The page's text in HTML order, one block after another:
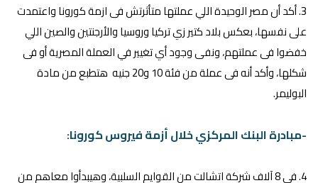
3. أكد أن مصر الوحيدة اللي عملتها متأثرتش فى ازمة كورونا واعتمدت
على نفسها، بعكس بلاد كتير زي تركيا وروسيا والأرجنتين والصين اللي
خفضوا فى عملتهم، ونفى وجود أي تغيير في العملة المصرية أو فى
شكلها، وأكد أنه فى عملة من فئة 10 و20 جنيه هتطبع من مادة
البوليمر.
-مبادرة البنك المركزي خلال أزمة فيروس كورونا:
4. فى 8 آلاف شركة اتشالت من القوايم السلبية، وهيبدأوا معاهم من